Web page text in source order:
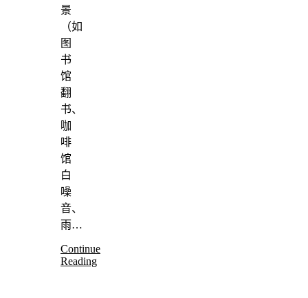
景
（如
图
书
馆
翻
书、
咖
啡
馆
白
噪
音、
雨…
Continue
Reading